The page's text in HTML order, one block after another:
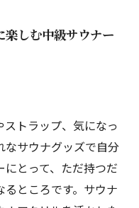
楽しむ中級サウナー
トラップ、気になっ
なサウナグッズで自分
とって、ただ持つだ
ところです。サウナ